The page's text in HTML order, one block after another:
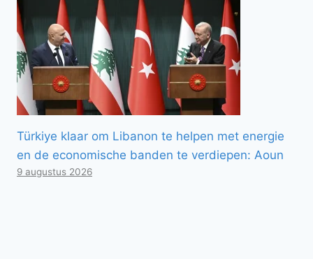
Türkiye klaar om Libanon te helpen met energie
en de economische banden te verdiepen: Aoun
9 augustus 2026